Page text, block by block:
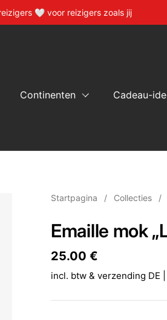
🤍 voor reizigers zoals jij
Continenten Cadeau-
Startpagina / Collecties /
Emaille mok
Prijs:
25.00 €
incl. btw & verzending DE